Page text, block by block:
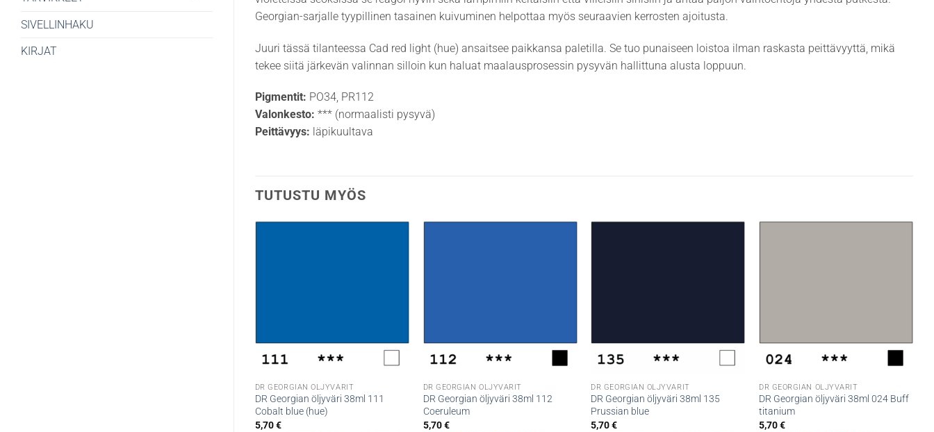
SIVELLINHAKU
KIRJAT
Georgian-sarjalle tyypillinen tasainen kuivuminen helpottaa myös seuraavien kerrosten ajoitusta.
Juuri tässä tilanteessa Cad red light (hue) ansaitsee paikkansa paletilla. Se tuo punaiseen loistoa ilman raskasta peittävyyttä, mikä
tekee siitä järkevän valinnan silloin kun haluat maalausprosessin pysyvän hallittuna alusta loppuun.
Pigmentit: PO34, PR112
Valonkesto: *** (normaalisti pysyvä)
Peittävyys: läpikuultava
TUTUSTU MYÖS
DR GEORGIAN ÖLJYVÄRIT
DR Georgian öljyväri 38ml 111
Cobalt blue (hue)
5,70€
DR GEORGIAN ÖLJYVÄRIT
DR Georgian öljyväri 38ml 112
Coeruleum
5,70€
DR GEORGIAN ÖLJYVÄRIT
DR Georgian öljyväri 38ml 135
Prussian blue
5,70€
DR GEORGIAN ÖLJYVÄRIT
DR Georgian öljyväri 38ml 024 Buff
titanium
5,70€